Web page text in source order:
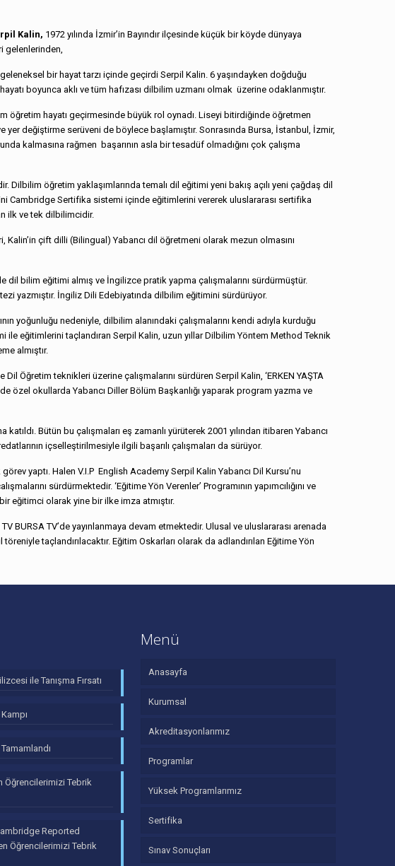
Kalin, 1972 yılında İzmir’in Bayındır ilçesinde küçük bir köyde dünyaya
gelenlerinden,
bir hayat tarzı içinde geçirdi Serpil Kalin. 6 yaşındayken doğduğu
boyunca aklı ve tüm hafızası dilbilim uzmanı olmak üzerine odaklanmıştır.
öğretim hayatı geçirmesinde büyük rol oynadı. Liseyi bitirdiğinde öğretmen
yer değiştirme serüveni de böylece başlamıştır. Sonrasında Bursa, İstanbul, İzmir,
kalmasına rağmen başarının asla bir tesadüf olmadığını çok çalışma
öğretim yaklaşımlarında temalı dil eğitimi yeni bakış açılı yeni çağdaş dil
Cambridge Sertifika sistemi içinde eğitimlerini vererek uluslararası sertifika
ilk ve tek dilbilimcidir.
çift dilli (Bilingual) Yabancı dil öğretmeni olarak mezun olmasını
dil bilim eğitimi almış ve İngilizce pratik yapma çalışmalarını sürdürmüştür.
yazmıştır. İngiliz Dili Edebiyatında dilbilim eğitimini sürdürüyor.
yoğunluğu nedeniyle, dilbilim alanındaki çalışmalarını kendi adıyla kurduğu
eğitimlerini taçlandıran Serpil Kalin, uzun yıllar Dilbilim Yöntem Method Teknik
almıştır.
Öğretim teknikleri üzerine çalışmalarını sürdüren Serpil Kalin, ‘ERKEN YAŞTA
de özel okullarda Yabancı Diller Bölüm Başkanlığı yaparak program yazma ve
Bütün bu çalışmaları eş zamanlı yürüterek 2001 yılından itibaren Yabancı
içselleştirilmesiyle ilgili başarılı çalışmaları da sürüyor.
yaptı. Halen V.I.P English Academy Serpil Kalin Yabancı Dil Kursu’nu
sürdürmektedir. ‘Eğitime Yön Verenler’ Programının yapımcılığını ve
eğitimci olarak yine bir ilke imza atmıştır.
BURSA TV’de yayınlanmaya devam etmektedir. Ulusal ve uluslararası arenada
taçlandırılacaktır. Eğitim Oskarları olarak da adlandırılan Eğitime Yön
ile Tanışma Fırsatı
Öğrencilerimizi Tebrik
Reported
Öğrencilerimizi Tebrik
Menü
Anasayfa
Kurumsal
Akreditasyonlarımız
Programlar
Yüksek Programlarımız
Sertifika
Sınav Sonuçları